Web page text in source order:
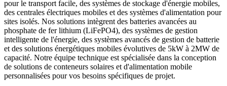
pour le transport facile, des systèmes de stockage d'énergie mobiles,
des centrales électriques mobiles et des systèmes d'alimentation pour
sites isolés. Nos solutions intègrent des batteries avancées au
phosphate de fer lithium (LiFePO4), des systèmes de gestion
intelligente de l'énergie, des systèmes avancés de gestion de batterie
et des solutions énergétiques mobiles évolutives de 5kW à 2MW de
capacité. Notre équipe technique est spécialisée dans la conception
de solutions de conteneurs solaires et d'alimentation mobile
personnalisées pour vos besoins spécifiques de projet.